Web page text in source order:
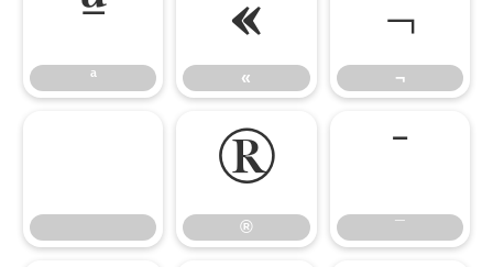
ª « ¬
®
®
¯
¯